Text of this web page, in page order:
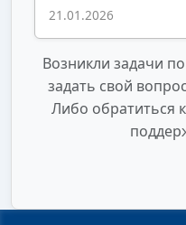
21.01.2026
Возникли задачи
задать свой
Либо обратиться